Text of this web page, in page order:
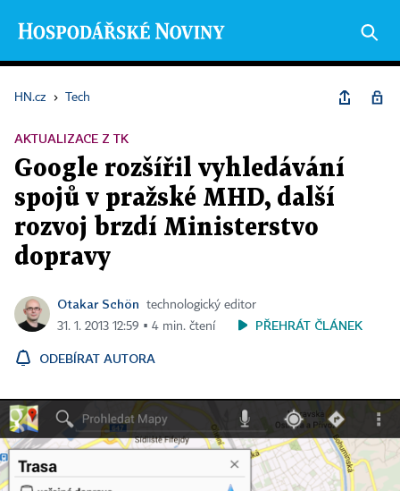
HN.cz › Tech
AKTUALIZACE Z TK
Google rozšířil vyhledávání
spojů v pražské MHD, další
rozvoj brzdí Ministerstvo
dopravy
Otakar Schön
technologický editor
31. 1. 2013 12:59 ▪ 4 min. čtení
PŘEHRÁT ČLÁNEK
ODEBÍRAT AUTORA